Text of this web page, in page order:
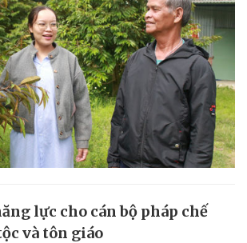
lực cho cán bộ pháp chế
và tôn giáo